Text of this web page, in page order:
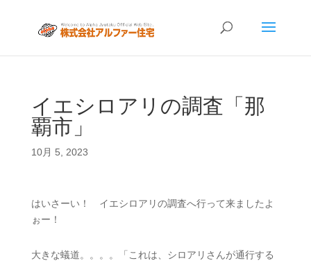
イエシロアリの調査「那
覇市」
10月 5, 2023
はいさーい！ イエシロアリの調査へ行って来ましたよ
ぉー！
大きな蟻道。。。。「これは、シロアリさんが通行する